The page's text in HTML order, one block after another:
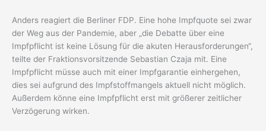
Anders reagiert die Berliner FDP. Eine hohe Impfquote sei zwar
der Weg aus der Pandemie, aber „die Debatte über eine
Impfpflicht ist keine Lösung für die akuten Herausforderungen“,
teilte der Fraktionsvorsitzende Sebastian Czaja mit. Eine
Impfpflicht müsse auch mit einer Impfgarantie einhergehen,
dies sei aufgrund des Impfstoffmangels aktuell nicht möglich.
Außerdem könne eine Impfpflicht erst mit größerer zeitlicher
Verzögerung wirken.